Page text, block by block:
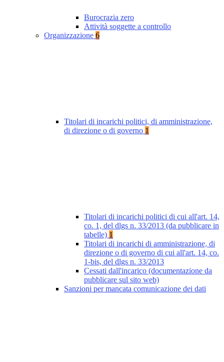
Burocrazia zero
Attività soggette a controllo
Organizzazione 6
Titolari di incarichi politici, di amministrazione,
di direzione o di governo 1
Titolari di incarichi politici di cui all'art. 14,
co. 1, del dlgs n. 33/2013 (da pubblicare in
tabelle) 1
Titolari di incarichi di amministrazione, di
direzione o di governo di cui all'art. 14, co.
1-bis, del dlgs n. 33/2013
Cessati dall'incarico (documentazione da
pubblicare sul sito web)
Sanzioni per mancata comunicazione dei dati